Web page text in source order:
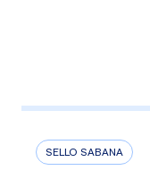
SELLO SABANA